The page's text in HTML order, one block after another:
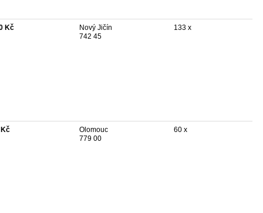
Kč
Nový Jičín
742 45
133 x
Olomouc
779 00
60 x